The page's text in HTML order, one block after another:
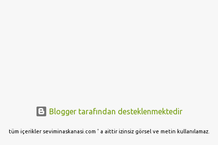
Blogger tarafından desteklenmektedir
tüm içerikler seviminaskanasi.com ' a aittir izinsiz görsel ve metin kullanılamaz.